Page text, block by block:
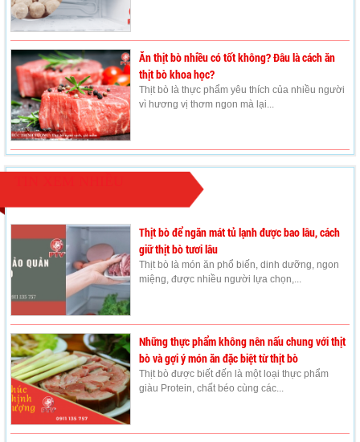
Ăn thịt bò nhiều có tốt không? Đâu là cách ăn
thịt bò khoa học?
Thịt bò là thực phẩm yêu thích của nhiều người
vì hương vị thơm ngon mà lại...
Thịt bò để ngăn mát tủ lạnh được bao lâu, cách
giữ thịt bò tươi lâu
Thịt bò là món ăn phổ biến, dinh dưỡng, ngon
miệng, được nhiều người lựa chọn,...
Những thực phẩm không nên nấu chung với thịt
bò và gợi ý món ăn đặc biệt từ thịt bò
Thịt bò được biết đến là một loại thực phẩm
giàu Protein, chất béo cùng các...